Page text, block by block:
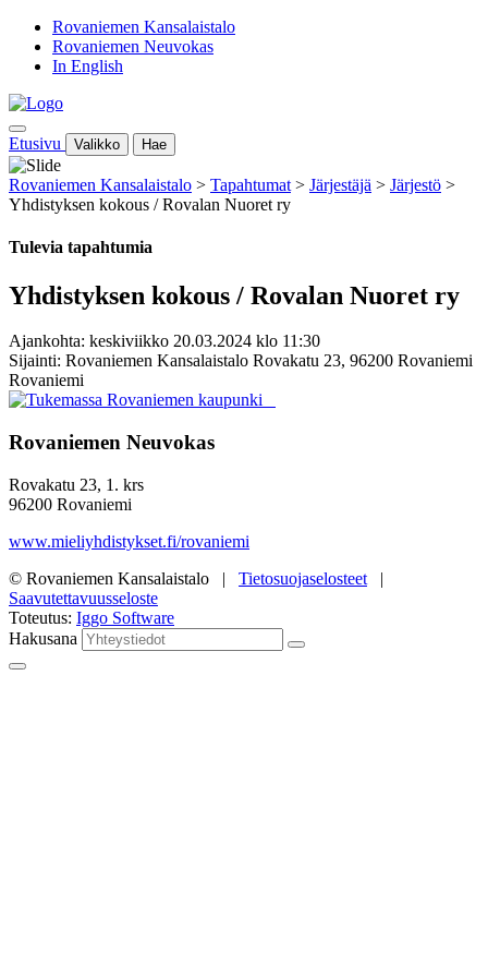
Rovaniemen Kansalaistalo
Rovaniemen Neuvokas
In English
Etusivu Valikko Hae
Rovaniemen Kansalaistalo > Tapahtumat > Järjestäjä > Järjestö >
Yhdistyksen kokous / Rovalan Nuoret ry
Tulevia tapahtumia
Yhdistyksen kokous / Rovalan Nuoret ry
Ajankohta: keskiviikko 20.03.2024 klo 11:30
Sijainti: Rovaniemen Kansalaistalo Rovakatu 23, 96200 Rovaniemi
Rovaniemi
Rovaniemen Neuvokas
Rovakatu 23, 1. krs
96200 Rovaniemi
www.mieliyhdistykset.fi/rovaniemi
© Rovaniemen Kansalaistalo | Tietosuojaselosteet |
Saavutettavuusseloste
Toteutus: Iggo Software
Hakusana